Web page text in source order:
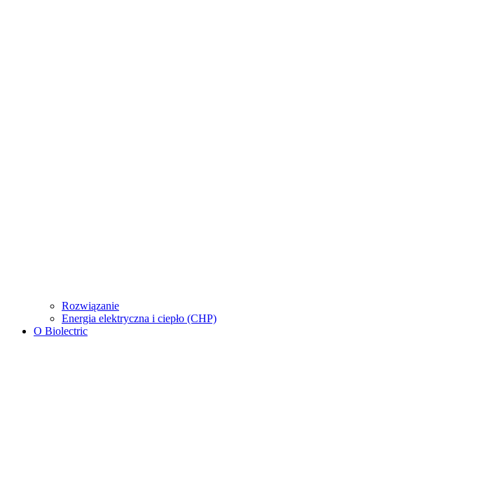
Rozwiązanie
Energia elektryczna i ciepło (CHP)
O Biolectric